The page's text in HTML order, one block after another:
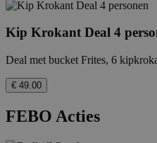
Kip Krokant Deal 4
Deal met bucket Frites, 6
€ 49.00
FEBO Acties